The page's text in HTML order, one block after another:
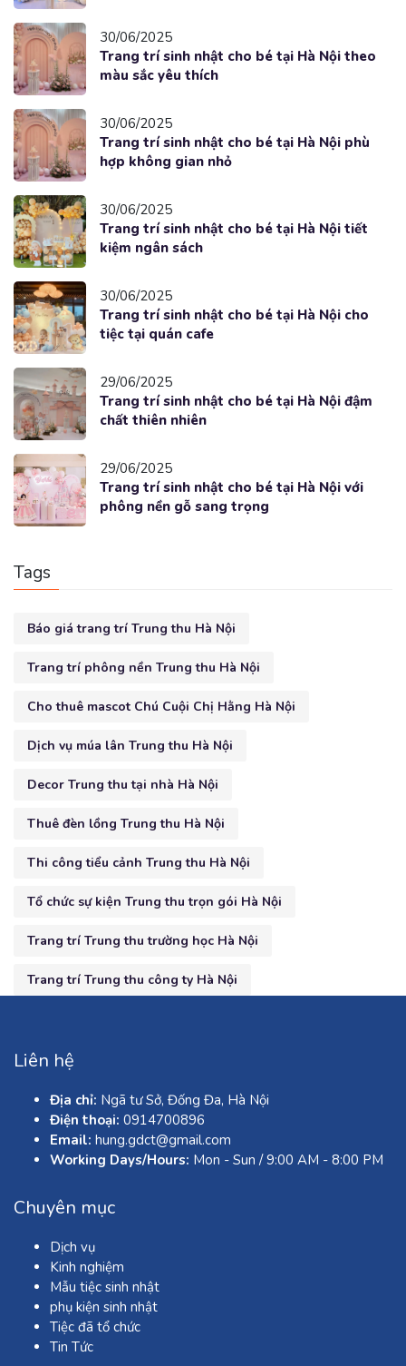
30/06/2025
Trang trí sinh nhật cho bé tại Hà Nội theo
màu sắc yêu thích
30/06/2025
Trang trí sinh nhật cho bé tại Hà Nội phù
hợp không gian nhỏ
30/06/2025
Trang trí sinh nhật cho bé tại Hà Nội tiết
kiệm ngân sách
30/06/2025
Trang trí sinh nhật cho bé tại Hà Nội cho
tiệc tại quán cafe
29/06/2025
Trang trí sinh nhật cho bé tại Hà Nội đậm
chất thiên nhiên
29/06/2025
Trang trí sinh nhật cho bé tại Hà Nội với
phông nền gỗ sang trọng
Tags
Báo giá trang trí Trung thu Hà Nội
Trang trí phông nền Trung thu Hà Nội
Cho thuê mascot Chú Cuội Chị Hằng Hà Nội
Dịch vụ múa lân Trung thu Hà Nội
Decor Trung thu tại nhà Hà Nội
Thuê đèn lồng Trung thu Hà Nội
Thi công tiểu cảnh Trung thu Hà Nội
Tổ chức sự kiện Trung thu trọn gói Hà Nội
Trang trí Trung thu trường học Hà Nội
Trang trí Trung thu công ty Hà Nội
Liên hệ
Địa chỉ: Ngã tư Sở, Đống Đa, Hà Nội
Điện thoại: 0914700896
Email: hung.gdct@gmail.com
Working Days/Hours: Mon - Sun / 9:00 AM - 8:00 PM
Chuyên mục
Dịch vụ
Kinh nghiệm
Mẫu tiệc sinh nhật
phụ kiện sinh nhật
Tiệc đã tổ chức
Tin Tức